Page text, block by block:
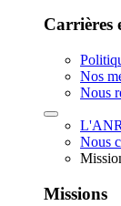
Carrières
Nos
Nous
L'ANR
Nous
Missions